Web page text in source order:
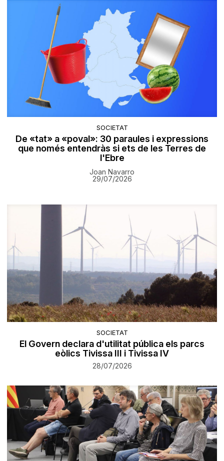
SOCIETAT
De «tat» a «poval»: 30 paraules i expressions
que només entendràs si ets de les Terres de
l'Ebre
Joan Navarro
29/07/2026
SOCIETAT
El Govern declara d'utilitat pública els parcs
eòlics Tivissa III i Tivissa IV
28/07/2026